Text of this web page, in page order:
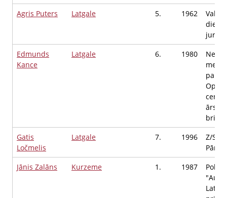
Agris Puters
Latgale 5. 1962
jurists
Edmunds
Kance
Latgale 6. 1980
ārsts
Gatis
Ločmelis
Latgale 7. 1996
Z/S
Jānis Zalāns
Kurzeme 1. 1987